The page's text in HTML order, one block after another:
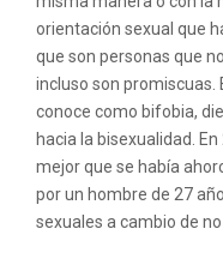
orientación sexual que
que son personas que
incluso son promiscuas.
conoce como bifobia,
hacia la bisexualidad.
mejor que se había
por un hombre de 27
sexuales a cambio de